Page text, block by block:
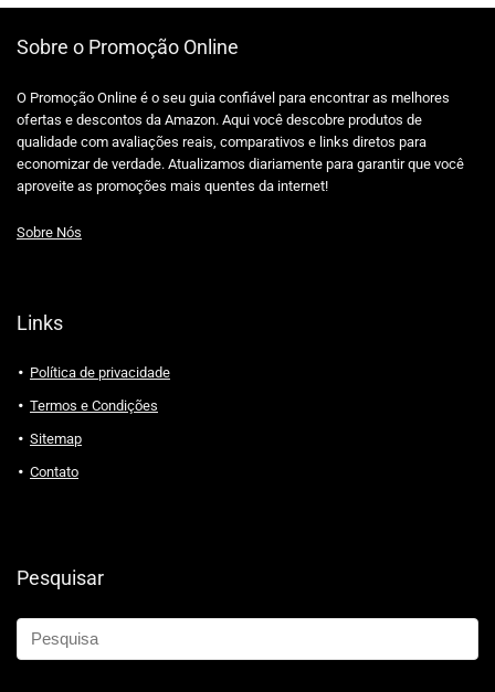
Sobre o Promoção Online
O Promoção Online é o seu guia confiável para encontrar as melhores
ofertas e descontos da Amazon. Aqui você descobre produtos de
qualidade com avaliações reais, comparativos e links diretos para
economizar de verdade. Atualizamos diariamente para garantir que você
aproveite as promoções mais quentes da internet!
Sobre Nós
Links
Política de privacidade
Termos e Condições
Sitemap
Contato
Pesquisar